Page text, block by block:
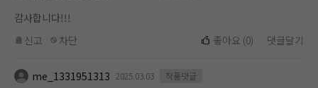
감사합니다!!!
신고
차단 좋아요 (0) 댓글달기
me_1331951313 2025.03.03 작품댓글